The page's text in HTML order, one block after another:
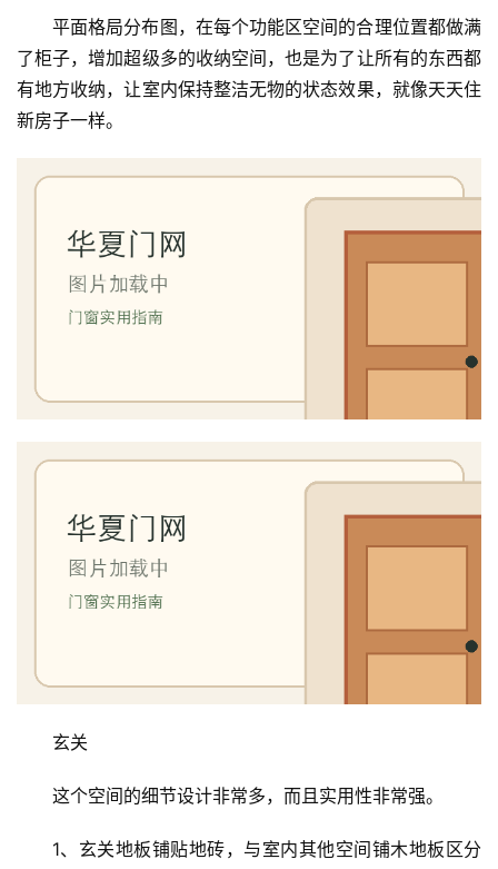
平面格局分布图，在每个功能区空间的合理位置都做满
了柜子，增加超级多的收纳空间，也是为了让所有的东西都
有地方收纳，让室内保持整洁无物的状态效果，就像天天住
新房子一样。
玄关
这个空间的细节设计非常多，而且实用性非常强。
1、玄关地板铺贴地砖，与室内其他空间铺木地板区分